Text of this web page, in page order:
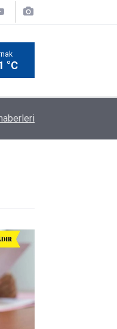
°C
Gereken Cezayı